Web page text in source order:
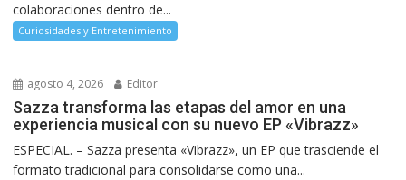
colaboraciones dentro de...
Curiosidades y Entretenimiento
agosto 4, 2026 Editor
Sazza transforma las etapas del amor en una
experiencia musical con su nuevo EP «Vibrazz»
ESPECIAL. – Sazza presenta «Vibrazz», un EP que trasciende el
formato tradicional para consolidarse como una...